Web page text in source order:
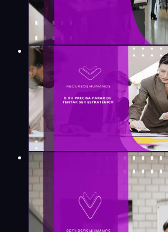
Recursos Humanos
O RH precisa
ser estratégico
Daniel Spolaor ·10min
Como Napoleão
criar mais de 50
de IA em 6 meses